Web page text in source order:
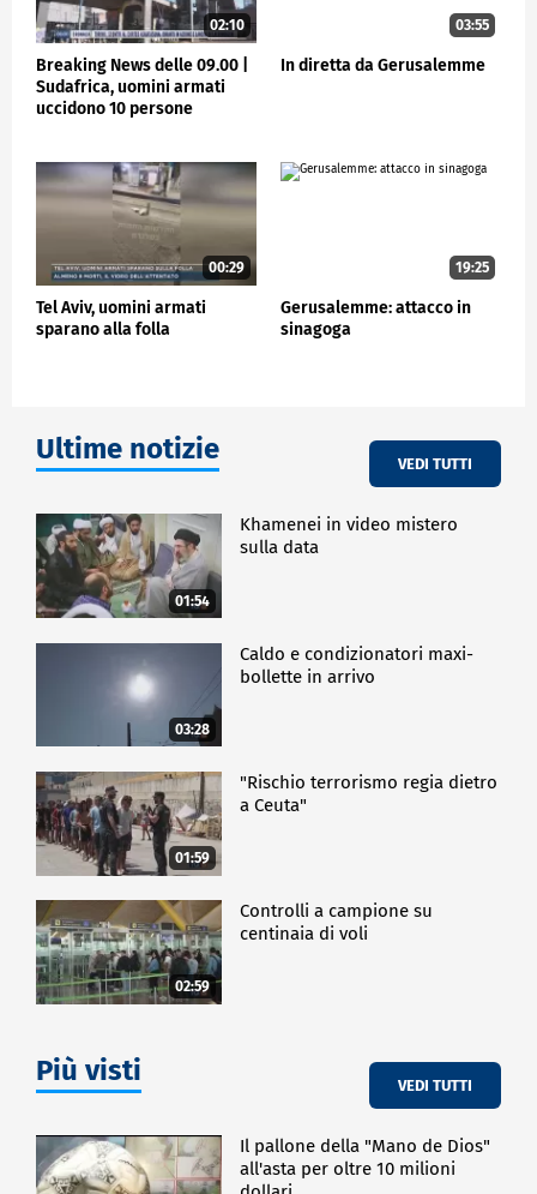
ESTERI
02:10
Breaking News delle 09.00 |
Sudafrica, uomini armati
uccidono 10 persone
03:55
In diretta da Gerusalemme
00:29
Tel Aviv, uomini armati
sparano alla folla
19:25
Gerusalemme: attacco in
sinagoga
Ultime notizie VEDI TUTTI
01:54
Khamenei in video mistero
sulla data
03:28
Caldo e condizionatori maxi-
bollette in arrivo
01:59
"Rischio terrorismo regia dietro
a Ceuta"
02:59
Controlli a campione su
centinaia di voli
Più visti VEDI TUTTI
Il pallone della "Mano de Dios"
all'asta per oltre 10 milioni